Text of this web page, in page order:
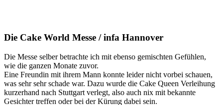
Die Cake World Messe / infa Hannover
Die Messe selber betrachte ich mit ebenso gemischten Gefühlen,
wie die ganzen Monate zuvor.
Eine Freundin mit ihrem Mann konnte leider nicht vorbei schauen,
was sehr sehr schade war. Dazu wurde die Cake Queen Verleihung
kurzerhand nach Stuttgart verlegt, also auch nix mit bekannte
Gesichter treffen oder bei der Kürung dabei sein.